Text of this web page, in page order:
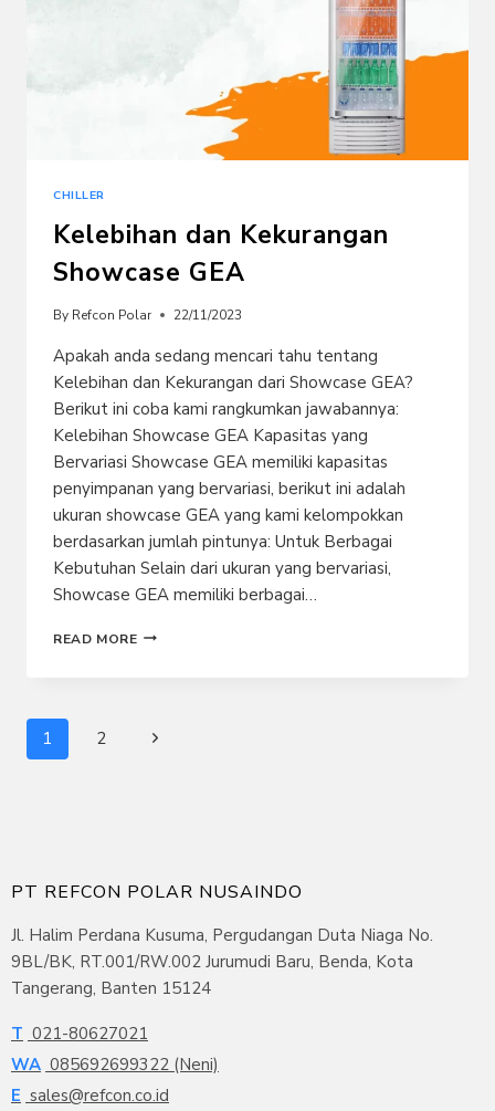
CHILLER
Kelebihan dan Kekurangan
Showcase GEA
By Refcon Polar 22/11/2023
Apakah anda sedang mencari tahu tentang
Kelebihan dan Kekurangan dari Showcase GEA?
Berikut ini coba kami rangkumkan jawabannya:
Kelebihan Showcase GEA Kapasitas yang
Bervariasi Showcase GEA memiliki kapasitas
penyimpanan yang bervariasi, berikut ini adalah
ukuran showcase GEA yang kami kelompokkan
berdasarkan jumlah pintunya: Untuk Berbagai
Kebutuhan Selain dari ukuran yang bervariasi,
Showcase GEA memiliki berbagai…
READ MOREKELEBIHAN
Page
1 2
Next
PT REFCON POLAR NUSAINDO
Jl. Halim Perdana Kusuma, Pergudangan Duta Niaga No.
9BL/BK, RT.001/RW.002 Jurumudi Baru, Benda, Kota
Tangerang, Banten 15124
T 021-80627021
WA 085692699322 (Neni)
E sales@refcon.co.id